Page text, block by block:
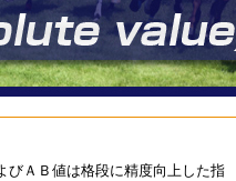
びＡＢ値は格段に精度向上した指